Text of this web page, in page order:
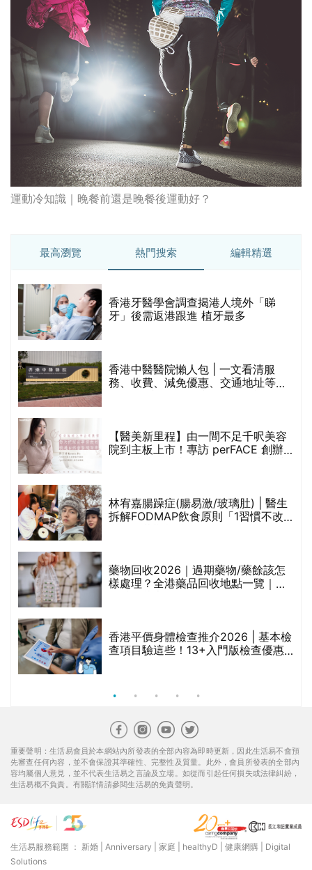
運動冷知識｜晚餐前還是晚餐後運動好？
最高瀏覽 熱門搜索 編輯精選
香港牙醫學會調查揭港人境外「睇
牙」後需返港跟進 植牙最多
香港中醫醫院懶人包 | 一文看清服
務、收費、減免優惠、交通地址等
【醫美新里程】由一間不足千呎美容
院到主板上市！專訪 perFACE 創辦
林宥嘉腸躁症(腸易激/玻璃肚) | 醫生
拆解FODMAP飲食原則「1習慣不改
藥物回收2026｜過期藥物/藥餘該怎
樣處理？全港藥品回收地點一覽｜屈
香港平價身體檢查推介2026 | 基本檢
查項目驗這些！13+入門版檢查優惠
重要聲明：生活易會員於本網站內所發表的全部內容為即時更新，因此生活易不會預
先審查任何內容，並不會保證其準確性、完整性及質量。此外，會員所發表的全部內
容均屬個人意見，並不代表生活易之言論及立場。如從而引起任何損失或法律糾紛，
生活易概不負責。有關詳情請參閱生活易的免責聲明。
生活易服務範圍 ： 新婚 Anniversary 家庭 healthyD 健康網購
Digital
Solutions